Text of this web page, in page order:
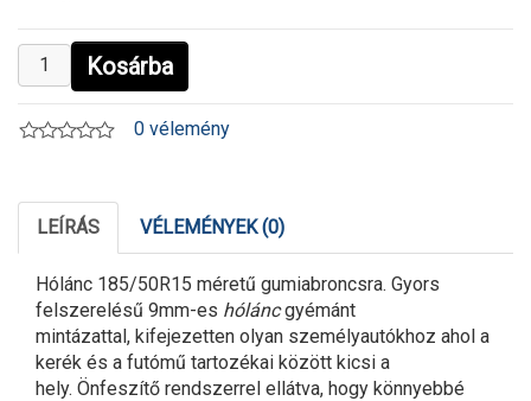
Kosárba
0 vélemény
LEÍRÁS VÉLEMÉNYEK (0)
Hólánc 185/50R15 méretű gumiabroncsra. Gyors
felszerelésű 9mm-es hóláncgyémánt
mintázattal, kifejezetten olyan személyautókhoz ahol a
kerék és a futómű tartozékai között kicsi a
hely. Önfeszítő rendszerrel ellátva, hogy könnyebbé